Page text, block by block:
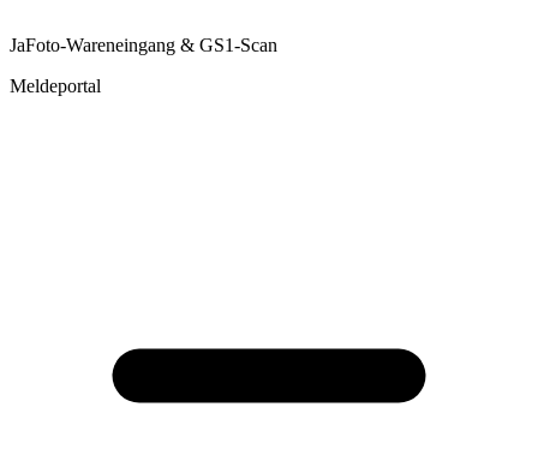
JaFoto-Wareneingang & GS1-Scan
Meldeportal